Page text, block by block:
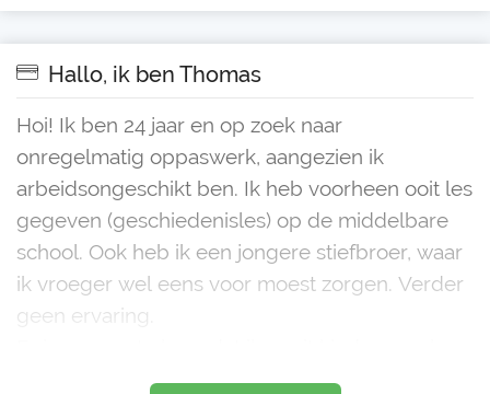
Hallo, ik ben Thomas
Hoi! Ik ben 24 jaar en op zoek naar
onregelmatig oppaswerk, aangezien ik
arbeidsongeschikt ben. Ik heb voorheen ooit les
gegeven (geschiedenisles) op de middelbare
school. Ook heb ik een jongere stiefbroer, waar
ik vroeger wel eens voor moest zorgen. Verder
geen ervaring.
krijgen door mijn leefomstandigheden en